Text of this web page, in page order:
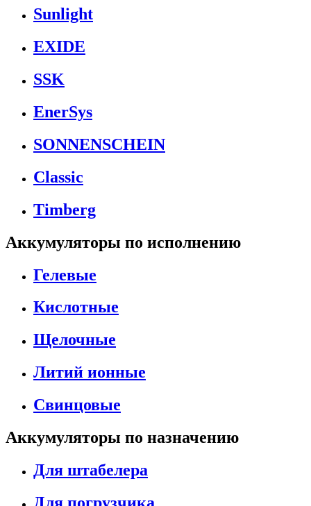
Sunlight
EXIDE
SSK
EnerSys
SONNENSCHEIN
Classic
Timberg
Аккумуляторы по исполнению
Гелевые
Кислотные
Щелочные
Литий ионные
Свинцовые
Аккумуляторы по назначению
Для штабелера